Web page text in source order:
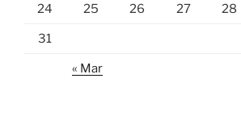
24 25 26 27 28
31
« Mar